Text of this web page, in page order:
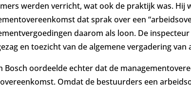
werden verricht, wat ook de praktijk was. Hij
dat sprak over een
daarom als loon. De
en toezicht van de algemene vergadering
Bosch oordeelde echter dat de
Omdat de bestuurders een